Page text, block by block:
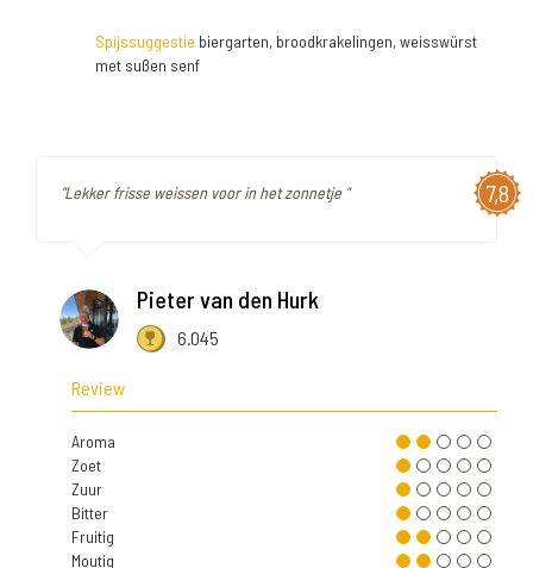
Spijssuggestie biergarten, broodkrakelingen, weisswürst
met sußen senf
7,8
"Lekker frisse weissen voor in het zonnetje "
Pieter van den Hurk
6.045
Review
Aroma
Zoet
Zuur
Bitter
Fruitig
Moutig